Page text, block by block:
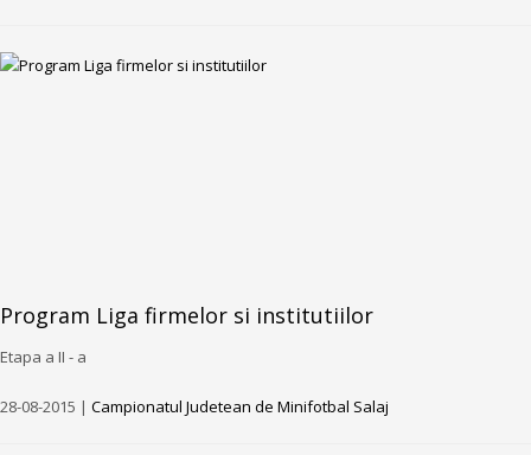
Program Liga firmelor si institutiilor
Etapa a II - a
28-08-2015 | Campionatul Judetean de Minifotbal Salaj